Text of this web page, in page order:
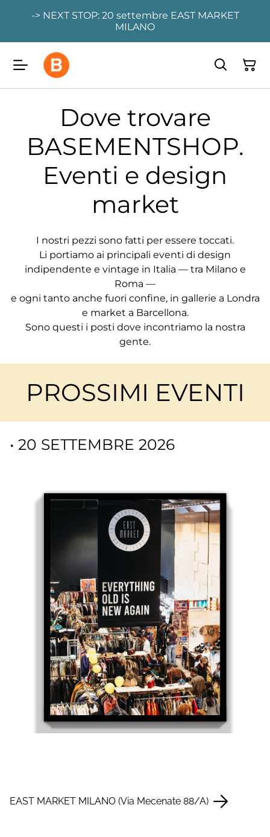
-> NEXT STOP: 20 settembre EAST MARKET
MILANO
Dove trovare
BASEMENTSHOP.
Eventi e design
market
I nostri pezzi sono fatti per essere toccati.
Li portiamo ai principali eventi di design
indipendente e vintage in Italia — tra Milano e
Roma —
e ogni tanto anche fuori confine, in gallerie a Londra
e market a Barcellona.
Sono questi i posti dove incontriamo la nostra
gente.
PROSSIMI EVENTI
• 20 SETTEMBRE 2026
EAST MARKET MILANO (Via Mecenate 88/A)